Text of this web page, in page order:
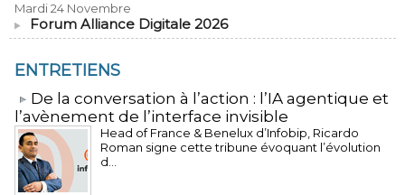
Mardi 24 Novembre
Forum Alliance Digitale 2026
ENTRETIENS
​De la conversation à l’action : l’IA agentique et
l’avènement de l’interface invisible
Head of France & Benelux d’Infobip, Ricardo
Roman signe cette tribune évoquant l’évolution
d...